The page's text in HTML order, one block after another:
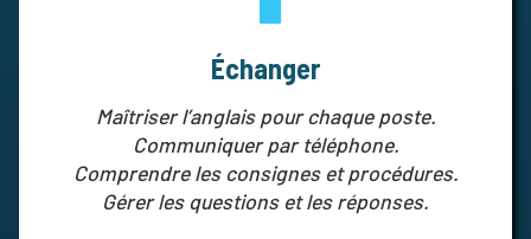
Échanger
Maîtriser l’anglais pour chaque poste.
Communiquer par téléphone.
Comprendre les consignes et procédures.
Gérer les questions et les réponses.